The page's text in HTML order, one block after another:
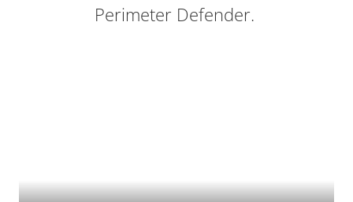
Perimeter Defender.